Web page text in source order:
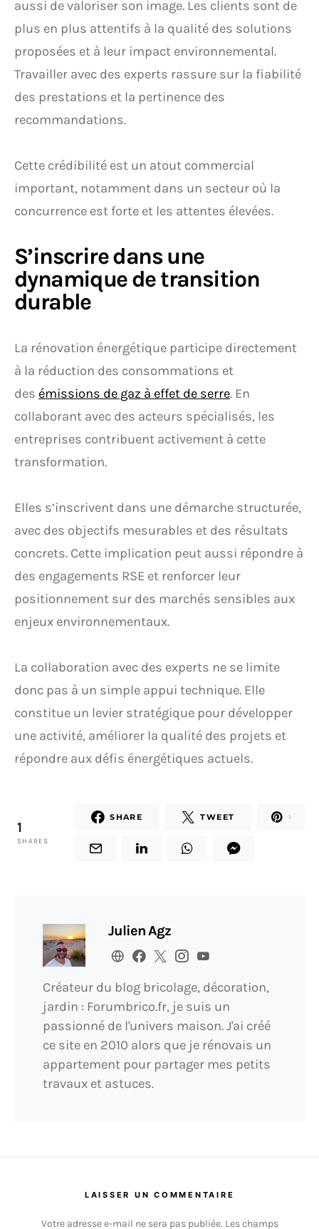
aussi de valoriser son image. Les clients sont de
plus en plus attentifs à la qualité des solutions
proposées et à leur impact environnemental.
Travailler avec des experts rassure sur la fiabilité
des prestations et la pertinence des
recommandations.
Cette crédibilité est un atout commercial
important, notamment dans un secteur où la
concurrence est forte et les attentes élevées.
S’inscrire dans une
dynamique de transition
durable
La rénovation énergétique participe directement
à la réduction des consommations et
des émissions de gaz à effet de serre. En
collaborant avec des acteurs spécialisés, les
entreprises contribuent activement à cette
transformation.
Elles s’inscrivent dans une démarche structurée,
avec des objectifs mesurables et des résultats
concrets. Cette implication peut aussi répondre à
des engagements RSE et renforcer leur
positionnement sur des marchés sensibles aux
enjeux environnementaux.
La collaboration avec des experts ne se limite
donc pas à un simple appui technique. Elle
constitue un levier stratégique pour développer
une activité, améliorer la qualité des projets et
répondre aux défis énergétiques actuels.
1
SHARES
SHARE TWEET 1
Julien Agz
Créateur du blog bricolage, décoration,
jardin : Forumbrico.fr, je suis un
passionné de l'univers maison. J'ai créé
ce site en 2010 alors que je rénovais un
appartement pour partager mes petits
travaux et astuces.
LAISSER UN COMMENTAIRE
Votre adresse e-mail ne sera pas publiée. Les champs